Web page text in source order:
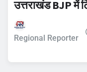
उत्तराखंड BJP में
Regional Reporter